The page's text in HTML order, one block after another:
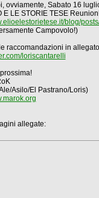
ovviamente, Sabato 16
E LE STORIE TESE
blog/
Campovolo!)
raccomandazioni in
loriscantarelli
Asilo/El Pastrano/Loris)
allegate: